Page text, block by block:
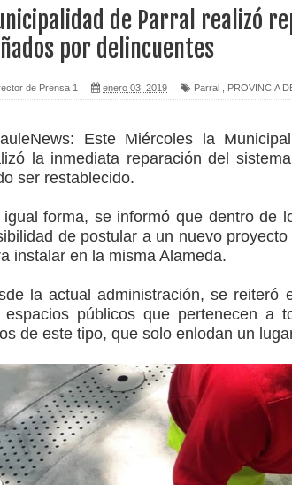
llegará al Teatro Regional del Maule en una
a nivel nacional en gasto por viajes y traslados con
por un forado desde la cárcel de Talca
anticipadamente la Fiesta del Chancho en Talca tras
Armas de Talca en el inicio de la Fiesta del Chancho 2026
de Parral realizó
por delincuentes
de Prensa 1 enero 03, 2019 Parral PROVINCIA
Este Miércoles la
la inmediata reparación del
ser restablecido.
igual forma, se informó que dentro de
de postular a un nuevo
instalar en la misma Alameda.
la actual administración, se reiteró
espacios públicos que pertenecen a
de este tipo, que solo enlodan un